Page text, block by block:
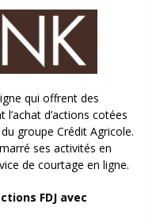
qui offrent des
d’actions cotées
groupe Crédit Agricole.
ses activités en
de courtage en ligne.
FDJ avec